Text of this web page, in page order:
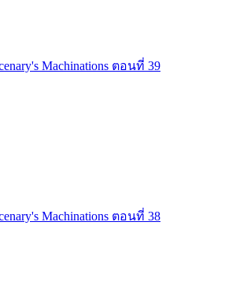
Machinations ตอนที่ 39
Machinations ตอนที่ 38